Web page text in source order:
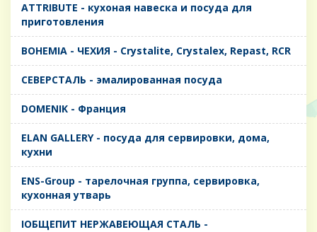
ATTRIBUTE - кухоная навеска и посуда для
приготовления
BOHEMIA - ЧЕХИЯ - Crystalite, Crystalex, Repast, RCR
CЕВЕРСТАЛЬ - эмалированная посуда
DOMENIK - Франция
ELAN GALLERY - посуда для сервировки, дома,
кухни
ENS-Group - тарелочная группа, сервировка,
кухонная утварь
IОБЩЕПИТ НЕРЖАВЕЮЩАЯ СТАЛЬ -